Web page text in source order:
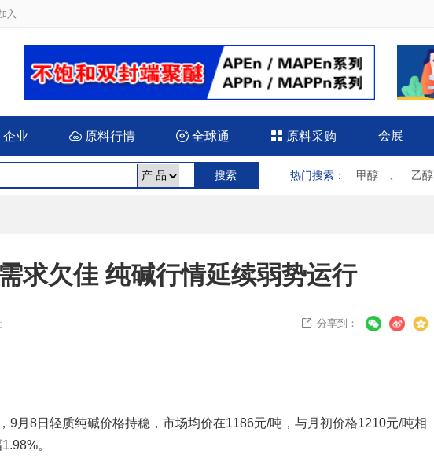
入
企业 原料行情  全球通  原料采购 会展
热门搜索 ： 甲醇 乙醇
求欠佳 纯碱行情延续弱势运行
 分享到：
9月8日轻质纯碱价格持稳，市场均价在1186元/吨，与月初价格1210元/吨相
。